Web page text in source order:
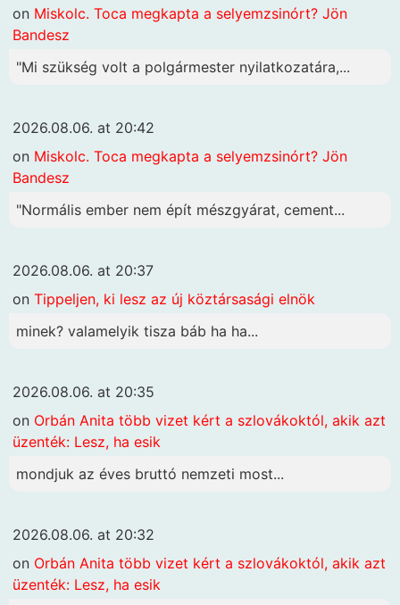
on Miskolc. Toca megkapta a selyemzsinórt? Jön
Bandesz
"Mi szükség volt a polgármester nyilatkozatára,...
2026.08.06. at 20:42
on Miskolc. Toca megkapta a selyemzsinórt? Jön
Bandesz
"Normális ember nem épít mészgyárat, cement...
2026.08.06. at 20:37
on Tippeljen, ki lesz az új köztársasági elnök
minek? valamelyik tisza báb ha ha...
2026.08.06. at 20:35
on Orbán Anita több vizet kért a szlovákoktól, akik azt
üzenték: Lesz, ha esik
mondjuk az éves bruttó nemzeti most...
2026.08.06. at 20:32
on Orbán Anita több vizet kért a szlovákoktól, akik azt
üzenték: Lesz, ha esik